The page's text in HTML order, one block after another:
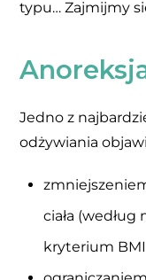
typu… Zajmijmy
Jedno z
odżywiania
ciała (według
kryterium BMI